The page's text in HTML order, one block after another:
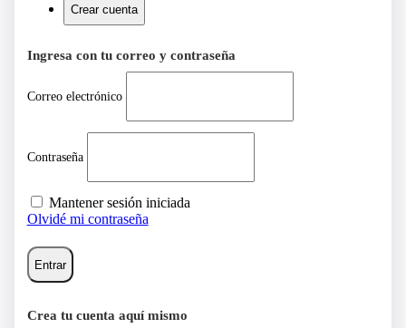
Crear cuenta
Ingresa con tu correo y contraseña
Correo electrónico
Contraseña
Mantener sesión iniciada
Olvidé mi contraseña
Entrar
Crea tu cuenta aquí mismo